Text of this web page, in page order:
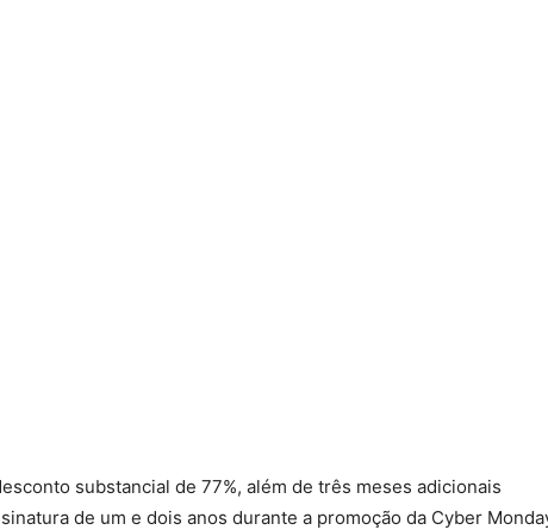
substancial de 77%, além de três meses adicionais
de um e dois anos durante a promoção da Cyber